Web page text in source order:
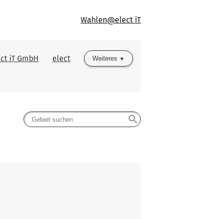
Wahlen@elect iT
iT GmbH elect Weiteres
search